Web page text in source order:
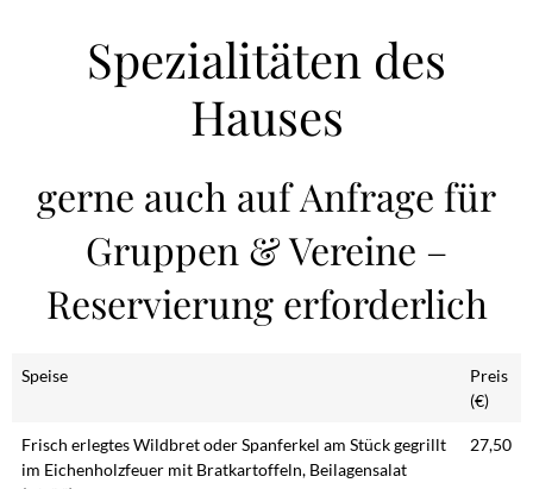
Spezialitäten des
Hauses
gerne auch auf Anfrage für
Gruppen & Vereine –
Reservierung erforderlich
Speise
Preis
(€)
Frisch erlegtes Wildbret oder Spanferkel am Stück gegrillt
im Eichenholzfeuer mit Bratkartoffeln, Beilagensalat
27,50